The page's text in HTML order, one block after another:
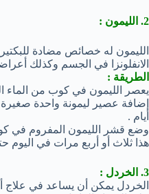
2. الليمون :
الليمون له خصائص مضادة
الانفلونزا في الجسم وكذلك
الطريقة :
يعصر الليمون في كوب من الماء
إضافة عصير ليمونة واحدة
أيام .
وضع قشر الليمون المفروم في
هذا ثلاث أو أربع مرات في اليوم
3. الخردل :
الخردل يمكن أن يساعد في علاج